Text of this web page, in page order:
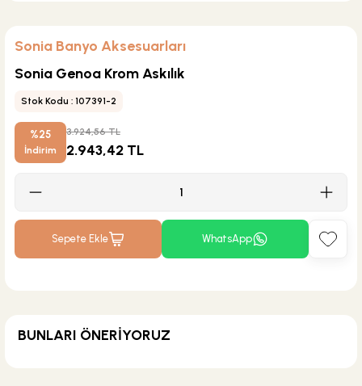
Sonia Banyo Aksesuarları
Sonia Genoa Krom Askılık
Stok Kodu : 107391-2
%25
İndirim
3.924,56 TL
2.943,42 TL
Sepete Ekle WhatsApp
BUNLARI ÖNERİYORUZ